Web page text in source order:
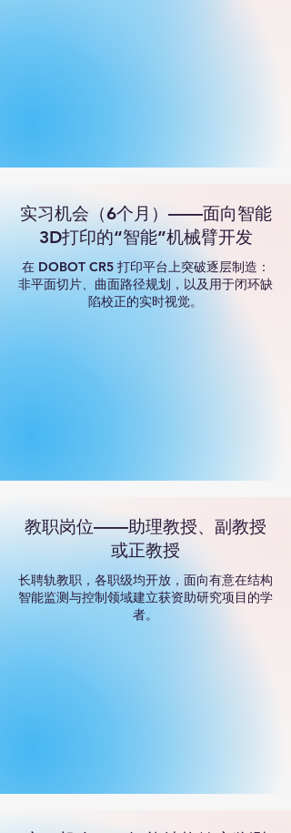
实习机会（6个月）——面向智能
3D打印的“智能”机械臂开发
在 DOBOT CR5 打印平台上突破逐层制造：
非平面切片、曲面路径规划，以及用于闭环缺
陷校正的实时视觉。
教职岗位——助理教授、副教授
或正教授
长聘轨教职，各职级均开放，面向有意在结构
智能监测与控制领域建立获资助研究项目的学
者。